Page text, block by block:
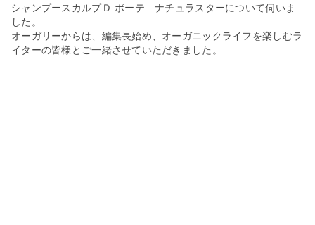
シャンプースカルプＤ ボーテ ナチュラスターについて伺いま
した。
オーガリーからは、編集長始め、オーガニックライフを楽しむラ
イターの皆様とご一緒させていただきました。